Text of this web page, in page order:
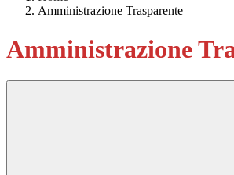
Amministrazione Trasparente
Amministrazione